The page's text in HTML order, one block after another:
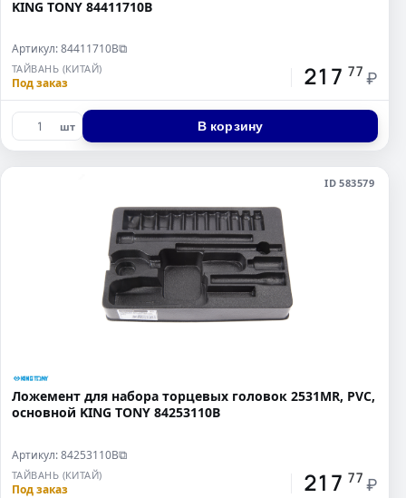
KING TONY 84411710B
Артикул: 84411710B⧉
ТАЙВАНЬ (КИТАЙ)
Под заказ 217 77 ₽
шт В корзину
ID 583579
Ложемент для набора торцевых головок 2531MR, PVC,
основной KING TONY 84253110B
Артикул: 84253110B⧉
ТАЙВАНЬ (КИТАЙ)
Под заказ 217 77 ₽